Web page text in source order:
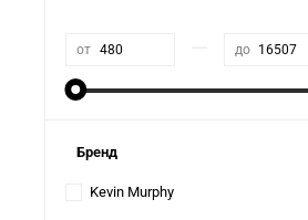
от до
Бренд
Kevin Murphy